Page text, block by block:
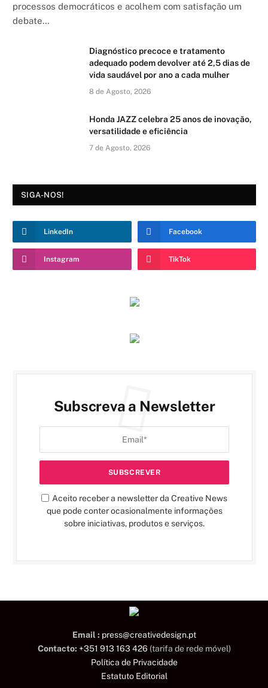
processos democráticos e acolhem com satisfação um
debate…
Diagnóstico precoce e tratamento
adequado podem devolver até 2,5 dias de
vida saudável por ano a cada mulher
8 de Agosto, 2026
Honda JAZZ celebra 25 anos de inovação,
versatilidade e eficiência
7 de Agosto, 2026
SIGA-NOS!
LinkedIn Facebook
Instagram TikTok
Subscreva a Newsletter
Aceito receber a newsletter da Creative News
que pode conter ocasionalmente informações
sobre iniciativas, produtos e serviços.
Email : press@creativedesign.pt
Contacto: +351 913 163 426 (tarifa de rede móvel)
Política de Privacidade
Estatuto Editorial